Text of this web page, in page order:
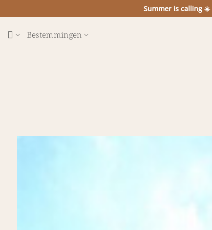
naar
inhoud
Summer is calling ☀️
Bestemmingen